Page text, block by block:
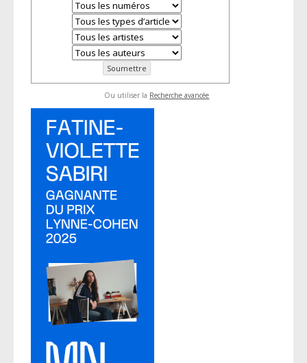
Ou utiliser la Recherche avancée